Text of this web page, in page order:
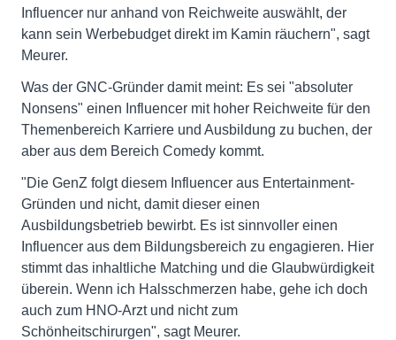
Influencer nur anhand von Reichweite auswählt, der
kann sein Werbebudget direkt im Kamin räuchern", sagt
Meurer.
Was der GNC-Gründer damit meint: Es sei "absoluter
Nonsens" einen Influencer mit hoher Reichweite für den
Themenbereich Karriere und Ausbildung zu buchen, der
aber aus dem Bereich Comedy kommt.
"Die GenZ folgt diesem Influencer aus Entertainment-
Gründen und nicht, damit dieser einen
Ausbildungsbetrieb bewirbt. Es ist sinnvoller einen
Influencer aus dem Bildungsbereich zu engagieren. Hier
stimmt das inhaltliche Matching und die Glaubwürdigkeit
überein. Wenn ich Halsschmerzen habe, gehe ich doch
auch zum HNO-Arzt und nicht zum
Schönheitschirurgen", sagt Meurer.